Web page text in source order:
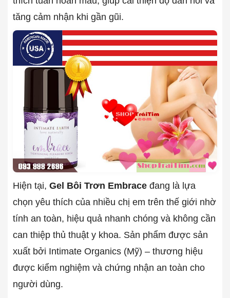
tăng cảm nhận khi gần gũi.
Hiện tại, Gel Bôi Trơn Embrace đang là lựa
chọn yêu thích của nhiều chị em trên thế giới nhờ
tính an toàn, hiệu quả nhanh chóng và không cần
can thiệp thủ thuật y khoa. Sản phẩm được sản
xuất bởi Intimate Organics (Mỹ) – thương hiệu
được kiểm nghiệm và chứng nhận an toàn cho
người dùng.